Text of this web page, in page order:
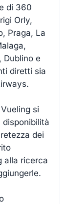
di 360
Orly,
Praga, La
Dublino e
diretti sia
si
disponibilità
dei
alla ricerca